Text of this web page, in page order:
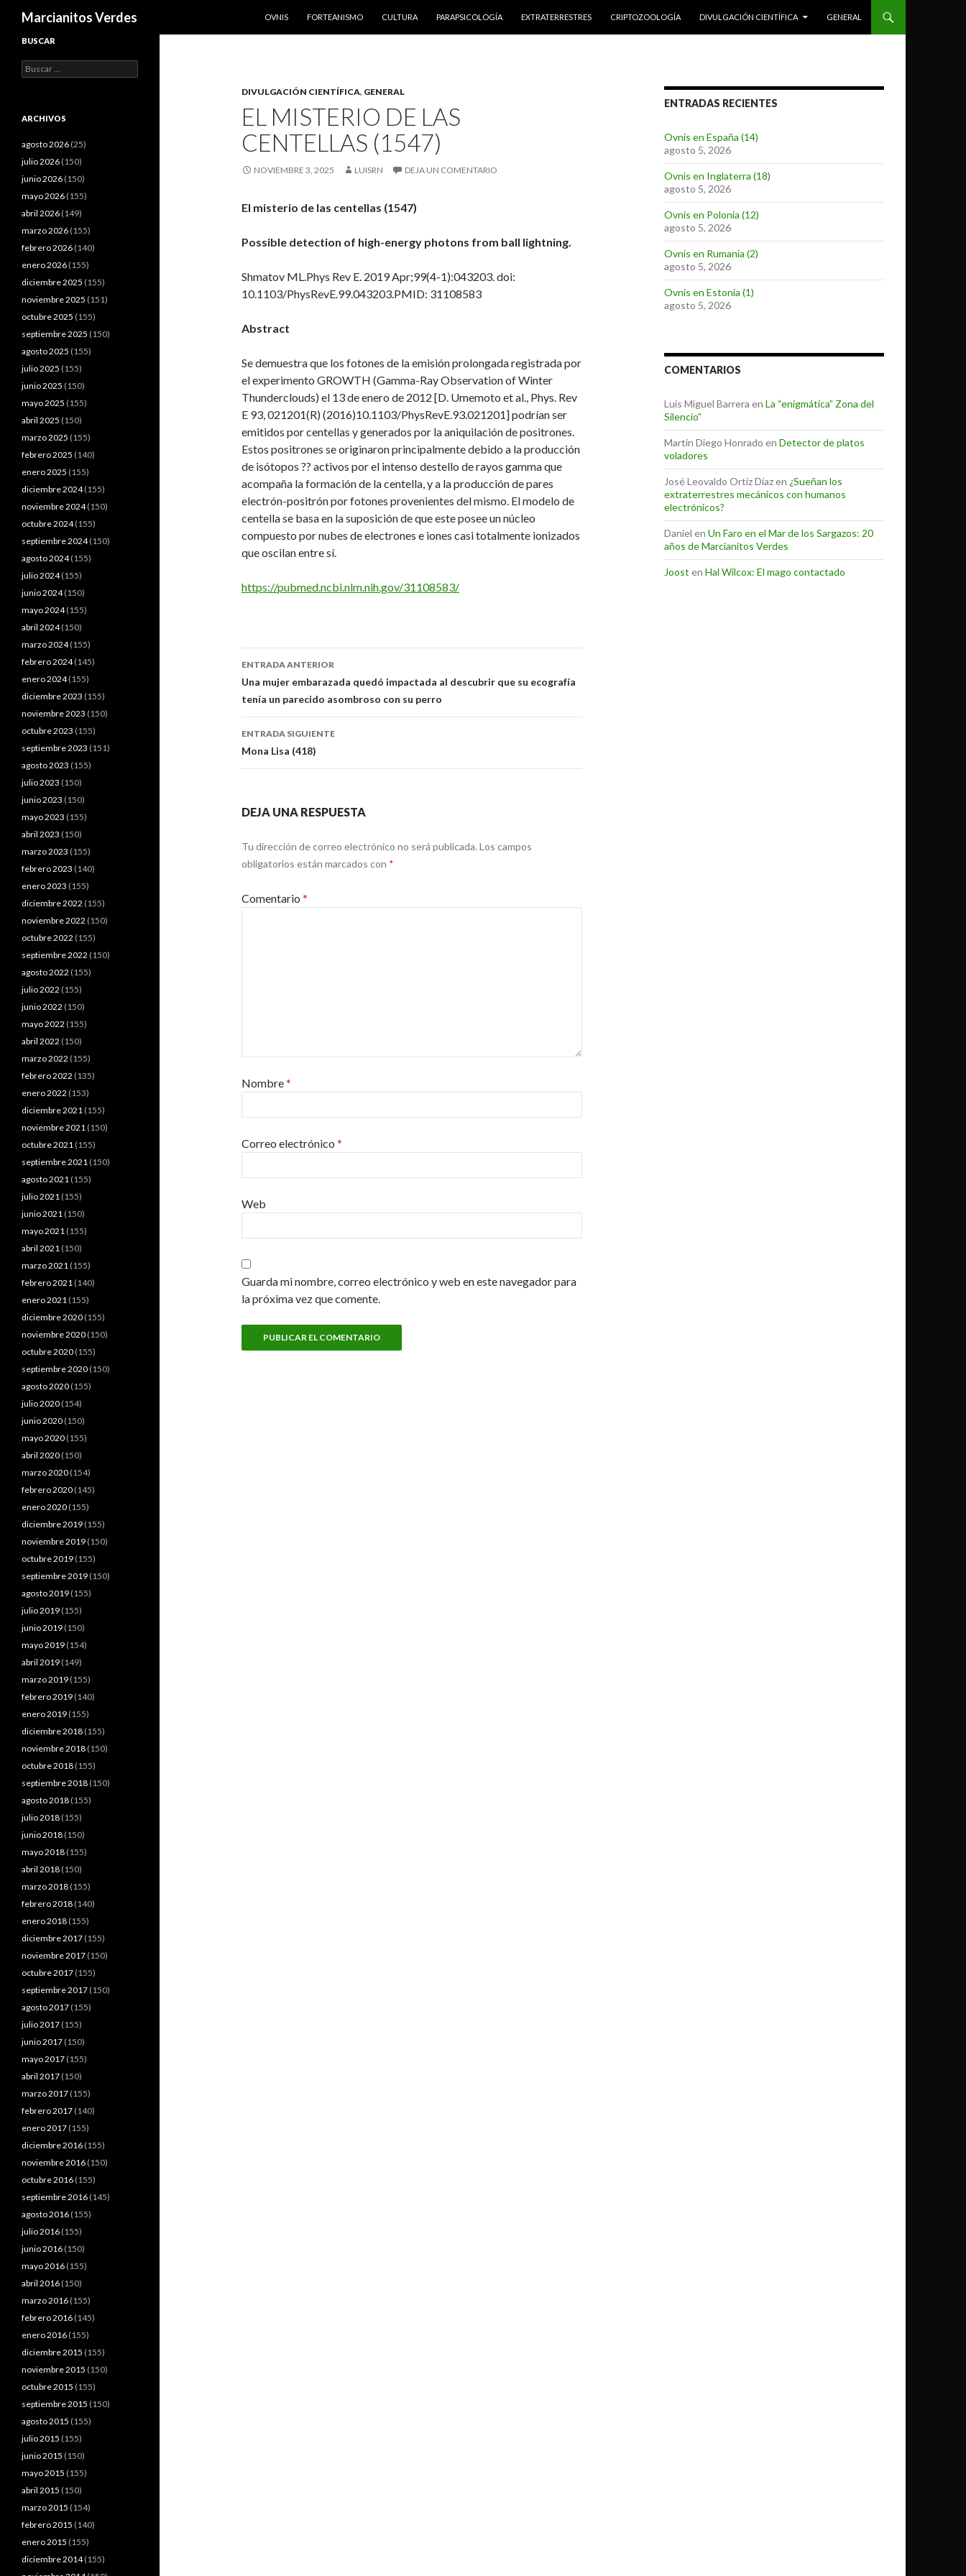
Marcianitos Verdes
OVNIS
FORTEANISMO CULTURA PARAPSICOLOGÍA EXTRATERRESTRES CRIPTOZOOLOGÍA DIVULGACIÓN CIENTÍFICA GENERAL
DIVULGACIÓN CIENTÍFICA, GENERAL
EL MISTERIO DE LAS
CENTELLAS (1547)
NOVIEMBRE 3, 2025 LUISRN DEJA UN COMENTARIO
El misterio de las centellas (1547)
Possible detection of high-energy photons from ball lightning.
Shmatov ML.Phys Rev E. 2019 Apr;99(4-1):043203. doi:
10.1103/PhysRevE.99.043203.PMID: 31108583
Abstract
Se demuestra que los fotones de la emisión prolongada registrada por
el experimento GROWTH (Gamma-Ray Observation of Winter
Thunderclouds) el 13 de enero de 2012 [D. Umemoto et al., Phys. Rev
E 93, 021201(R) (2016)10.1103/PhysRevE.93.021201] podrían ser
emitidos por centellas y generados por la aniquilación de positrones.
Estos positrones se originaron principalmente debido a la producción
de isótopos ?? activos por el intenso destello de rayos gamma que
acompaña la formación de la centella, y a la producción de pares
electrón-positrón por fotones provenientes del mismo. El modelo de
centella se basa en la suposición de que este posee un núcleo
compuesto por nubes de electrones e iones casi totalmente ionizados
que oscilan entre sí.
https://pubmed.ncbi.nlm.nih.gov/31108583/
Navegación
de
entradas
ENTRADA ANTERIOR
Una mujer embarazada quedó impactada al descubrir que su ecografía
tenía un parecido asombroso con su perro
ENTRADA SIGUIENTE
Mona Lisa (418)
DEJA UNA RESPUESTA
Tu dirección de correo electrónico no será publicada. Los campos
obligatorios están marcados con *
Comentario *
Nombre*
Correo electrónico *
Web
Guarda mi nombre, correo electrónico y web en este navegador para
la próxima vez que comente.
ENTRADAS RECIENTES
Ovnis en España (14)
agosto 5, 2026
Ovnis en Inglaterra (18)
agosto 5, 2026
Ovnis en Polonia (12)
agosto 5, 2026
Ovnis en Rumania (2)
agosto 5, 2026
Ovnis en Estonia (1)
agosto 5, 2026
COMENTARIOS
Luis Miguel Barrera en La “enigmática” Zona del
Silencio”
Martin Diego Honrado en Detector de platos
voladores
José Leovaldo Ortiz Díazen ¿Sueñan los
extraterrestres mecánicos con humanos
electrónicos?
Daniel en Un Faro en el Mar de los Sargazos: 20
años de Marcianitos Verdes
Joost en Hal Wilcox: El mago contactado
BUSCAR
Buscar:
ARCHIVOS
agosto 2026 (25)
julio 2026 (150)
junio 2026 (150)
mayo 2026 (155)
abril 2026 (149)
marzo 2026 (155)
febrero 2026 (140)
enero 2026 (155)
diciembre 2025 (155)
noviembre 2025 (151)
octubre 2025 (155)
septiembre 2025 (150)
agosto 2025 (155)
julio 2025 (155)
junio 2025 (150)
mayo 2025 (155)
abril 2025 (150)
marzo 2025 (155)
febrero 2025 (140)
enero 2025 (155)
diciembre 2024(155)
noviembre 2024(150)
octubre 2024(155)
septiembre 2024(150)
agosto 2024(155)
julio 2024(155)
junio 2024(150)
mayo 2024(155)
abril 2024(150)
marzo 2024(155)
febrero 2024(145)
enero 2024(155)
diciembre 2023 (155)
noviembre 2023 (150)
octubre 2023 (155)
septiembre 2023 (151)
agosto 2023 (155)
julio 2023 (150)
junio 2023 (150)
mayo 2023 (155)
abril 2023 (150)
marzo 2023 (155)
febrero 2023 (140)
enero 2023 (155)
diciembre 2022 (155)
noviembre 2022 (150)
octubre 2022 (155)
septiembre 2022 (150)
agosto 2022 (155)
julio 2022 (155)
junio 2022 (150)
mayo 2022 (155)
abril 2022 (150)
marzo 2022 (155)
febrero 2022 (135)
enero 2022 (153)
diciembre 2021 (155)
noviembre 2021 (150)
octubre 2021 (155)
septiembre 2021 (150)
agosto 2021 (155)
julio 2021 (155)
junio 2021 (150)
mayo 2021 (155)
abril 2021 (150)
marzo 2021 (155)
febrero 2021 (140)
enero 2021 (155)
diciembre 2020 (155)
noviembre 2020 (150)
octubre 2020 (155)
septiembre 2020 (150)
agosto 2020 (155)
julio 2020 (154)
junio 2020 (150)
mayo 2020 (155)
abril 2020 (150)
marzo 2020 (154)
febrero 2020 (145)
enero 2020 (155)
diciembre 2019 (155)
noviembre 2019 (150)
octubre 2019 (155)
septiembre 2019 (150)
agosto 2019 (155)
julio 2019 (155)
junio 2019 (150)
mayo 2019 (154)
abril 2019 (149)
marzo 2019 (155)
febrero 2019 (140)
enero 2019 (155)
diciembre 2018 (155)
noviembre 2018 (150)
octubre 2018 (155)
septiembre 2018 (150)
agosto 2018 (155)
julio 2018 (155)
junio 2018 (150)
mayo 2018 (155)
abril 2018 (150)
marzo 2018 (155)
febrero 2018 (140)
enero 2018 (155)
diciembre 2017 (155)
noviembre 2017 (150)
octubre 2017 (155)
septiembre 2017 (150)
agosto 2017 (155)
julio 2017 (155)
junio 2017 (150)
mayo 2017 (155)
abril 2017 (150)
marzo 2017 (155)
febrero 2017 (140)
enero 2017 (155)
diciembre 2016 (155)
noviembre 2016 (150)
octubre 2016 (155)
septiembre 2016 (145)
agosto 2016 (155)
julio 2016 (155)
junio 2016 (150)
mayo 2016 (155)
abril 2016 (150)
marzo 2016 (155)
febrero 2016 (145)
enero 2016 (155)
diciembre 2015 (155)
noviembre 2015 (150)
octubre 2015 (155)
septiembre 2015 (150)
agosto 2015 (155)
julio 2015 (155)
junio 2015 (150)
mayo 2015 (155)
abril 2015 (150)
marzo 2015 (154)
febrero 2015 (140)
enero 2015 (155)
diciembre 2014(155)